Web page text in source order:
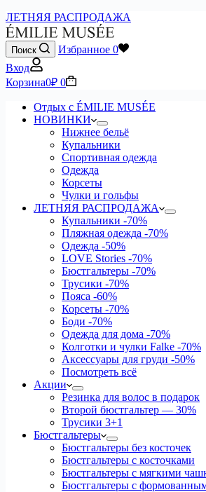
ЛЕТНЯЯ РАСПРОДАЖА
Поиск Избранное 0
Вход
Корзина0₽ 0
Отдых с ÉMILIE MUSÉE
НОВИНКИ
Нижнее бельё
Купальники
Спортивная одежда
Одежда
Корсеты
Чулки и гольфы
ЛЕТНЯЯ РАСПРОДАЖА
Купальники -70%
Пляжная одежда -70%
Одежда -50%
LOVE Stories -70%
Бюстгальтеры -70%
Трусики -70%
Пояса -60%
Корсеты -70%
Боди -70%
Одежда для дома -70%
Колготки и чулки Falke -70%
Аксессуары для груди -50%
Посмотреть всё
Акции
Резинка для волос в подарок
Второй бюстгальтер — 30%
Трусики 3+1
Бюстгальтеры
Бюстгальтеры без косточек
Бюстгальтеры с косточками
Бюстгальтеры с мягкими
Бюстгальтеры с